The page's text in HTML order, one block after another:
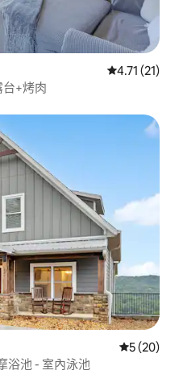
從 21 則評價
4.71 (21)
+烤肉
從 20 則評
5 (20)
浴池 - 室內泳池